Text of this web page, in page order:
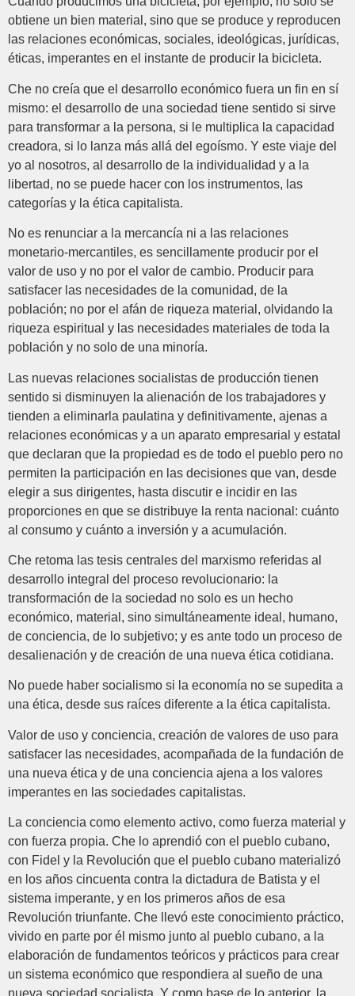
obtiene un bien material, sino que se produce y reproducen
las relaciones económicas, sociales, ideológicas, jurídicas,
éticas, imperantes en el instante de producir la bicicleta.
Che no creía que el desarrollo económico fuera un fin en sí
mismo: el desarrollo de una sociedad tiene sentido si sirve
para transformar a la persona, si le multiplica la capacidad
creadora, si lo lanza más allá del egoísmo. Y este viaje del
yo al nosotros, al desarrollo de la individualidad y a la
libertad, no se puede hacer con los instrumentos, las
categorías y la ética capitalista.
No es renunciar a la mercancía ni a las relaciones
monetario-mercantiles, es sencillamente producir por el
valor de uso y no por el valor de cambio. Producir para
satisfacer las necesidades de la comunidad, de la
población; no por el afán de riqueza material, olvidando la
riqueza espiritual y las necesidades materiales de toda la
población y no solo de una minoría.
Las nuevas relaciones socialistas de producción tienen
sentido si disminuyen la alienación de los trabajadores y
tienden a eliminarla paulatina y definitivamente, ajenas a
relaciones económicas y a un aparato empresarial y estatal
que declaran que la propiedad es de todo el pueblo pero no
permiten la participación en las decisiones que van, desde
elegir a sus dirigentes, hasta discutir e incidir en las
proporciones en que se distribuye la renta nacional: cuánto
al consumo y cuánto a inversión y a acumulación.
Che retoma las tesis centrales del marxismo referidas al
desarrollo integral del proceso revolucionario: la
transformación de la sociedad no solo es un hecho
económico, material, sino simultáneamente ideal, humano,
de conciencia, de lo subjetivo; y es ante todo un proceso de
desalienación y de creación de una nueva ética cotidiana.
No puede haber socialismo si la economía no se supedita a
una ética, desde sus raíces diferente a la ética capitalista.
Valor de uso y conciencia, creación de valores de uso para
satisfacer las necesidades, acompañada de la fundación de
una nueva ética y de una conciencia ajena a los valores
imperantes en las sociedades capitalistas.
La conciencia como elemento activo, como fuerza material y
con fuerza propia. Che lo aprendió con el pueblo cubano,
con Fidel y la Revolución que el pueblo cubano materializó
en los años cincuenta contra la dictadura de Batista y el
sistema imperante, y en los primeros años de esa
Revolución triunfante. Che llevó este conocimiento práctico,
vivido en parte por él mismo junto al pueblo cubano, a la
elaboración de fundamentos teóricos y prácticos para crear
un sistema económico que respondiera al sueño de una